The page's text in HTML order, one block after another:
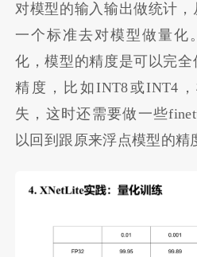
对模型的输入输出做统计
一个标准去对模型做量化
化，模型的精度是可以完
精度，比如INT8或INT4
失，这时还需要做一些
以回到跟原来浮点模型的精